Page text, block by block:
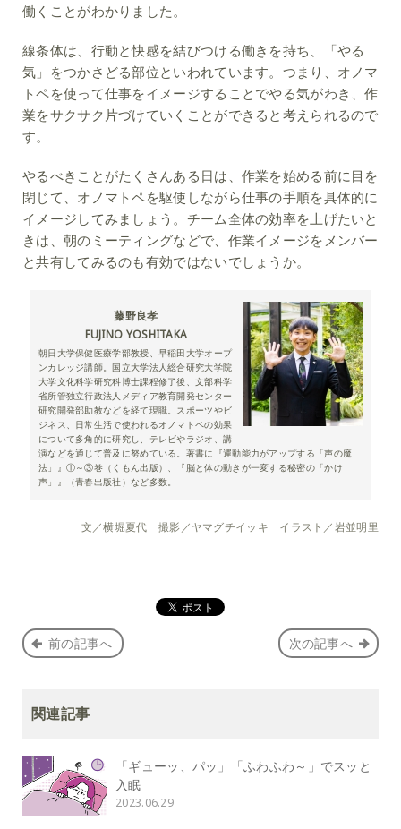
働くことがわかりました。
線条体は、行動と快感を結びつける働きを持ち、「やる
気」をつかさどる部位といわれています。つまり、オノマ
トペを使って仕事をイメージすることでやる気がわき、作
業をサクサク片づけていくことができると考えられるので
す。
やるべきことがたくさんある日は、作業を始める前に目を
閉じて、オノマトペを駆使しながら仕事の手順を具体的に
イメージしてみましょう。チーム全体の効率を上げたいと
きは、朝のミーティングなどで、作業イメージをメンバー
と共有してみるのも有効ではないでしょうか。
藤野良孝
FUJINO YOSHITAKA
朝日大学保健医療学部教授、早稲田大学オープ
ンカレッジ講師。国立大学法人総合研究大学院
大学文化科学研究科博士課程修了後、文部科学
省所管独立行政法人メディア教育開発センター
研究開発部助教などを経て現職。スポーツやビ
ジネス、日常生活で使われるオノマトペの効果
について多角的に研究し、テレビやラジオ、講
演などを通じて普及に努めている。著書に『運動能力がアップする「声の魔
法」』①～③巻（くもん出版）、『脳と体の動きが一変する秘密の「かけ
声」』（青春出版社）など多数。
文／横堀夏代 撮影／ヤマグチイッキ イラスト／岩並明里
前の記事へ 次の記事へ
関連記事
「ギューッ、パッ」「ふわふわ～」でスッと
入眠
2023.06.29